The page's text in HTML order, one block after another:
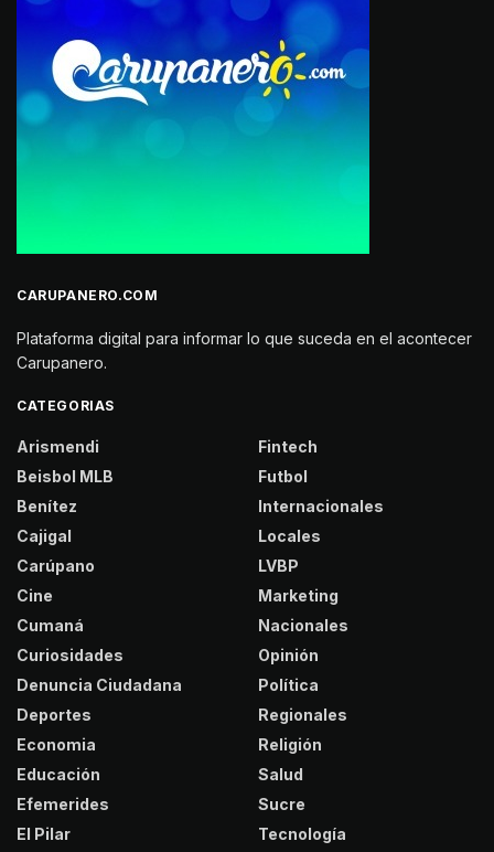
CARUPANERO.COM
Plataforma digital para informar lo que suceda en el acontecer
Carupanero.
CATEGORIAS
Arismendi
Beisbol MLB
Benítez
Cajigal
Carúpano
Cine
Cumaná
Curiosidades
Denuncia Ciudadana
Deportes
Economia
Educación
Efemerides
El Pilar
Fintech
Futbol
Internacionales
Locales
LVBP
Marketing
Nacionales
Opinión
Política
Regionales
Religión
Salud
Sucre
Tecnología